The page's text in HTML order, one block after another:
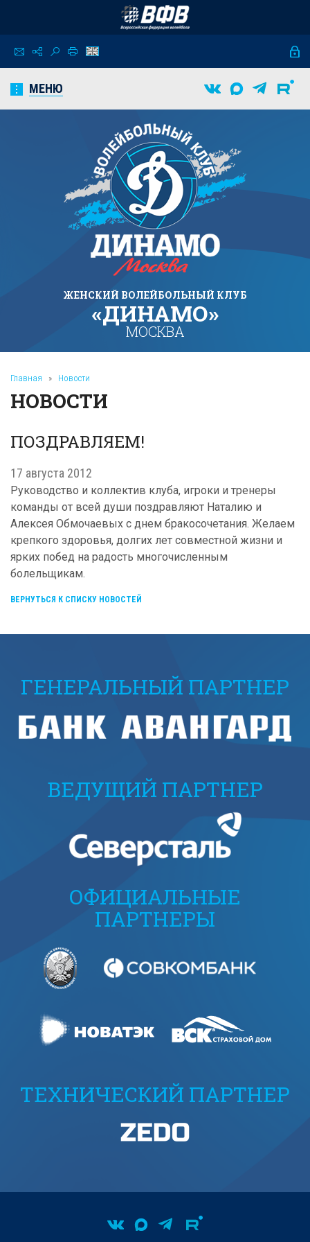
МЕНЮ
ЖЕНСКИЙ ВОЛЕЙБОЛЬНЫЙ КЛУБ
«ДИНАМО»
МОСКВА
Главная » Новости
НОВОСТИ
ПОЗДРАВЛЯЕМ!
17 августа 2012
Руководство и коллектив клуба, игроки и тренеры
команды от всей души поздравляют Наталию и
Алексея Обмочаевых с днем бракосочетания. Желаем
крепкого здоровья, долгих лет совместной жизни и
ярких побед на радость многочисленным
болельщикам.
ВЕРНУТЬСЯ К СПИСКУ НОВОСТЕЙ
ГЕНЕРАЛЬНЫЙ ПАРТНЕР
ВЕДУЩИЙ ПАРТНЕР
ОФИЦИАЛЬНЫЕ
ПАРТНЕРЫ
ТЕХНИЧЕСКИЙ ПАРТНЕР